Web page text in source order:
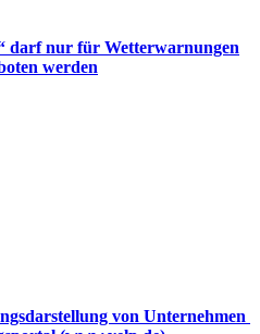
darf nur für Wetterwarnungen
werden
von Unternehmen